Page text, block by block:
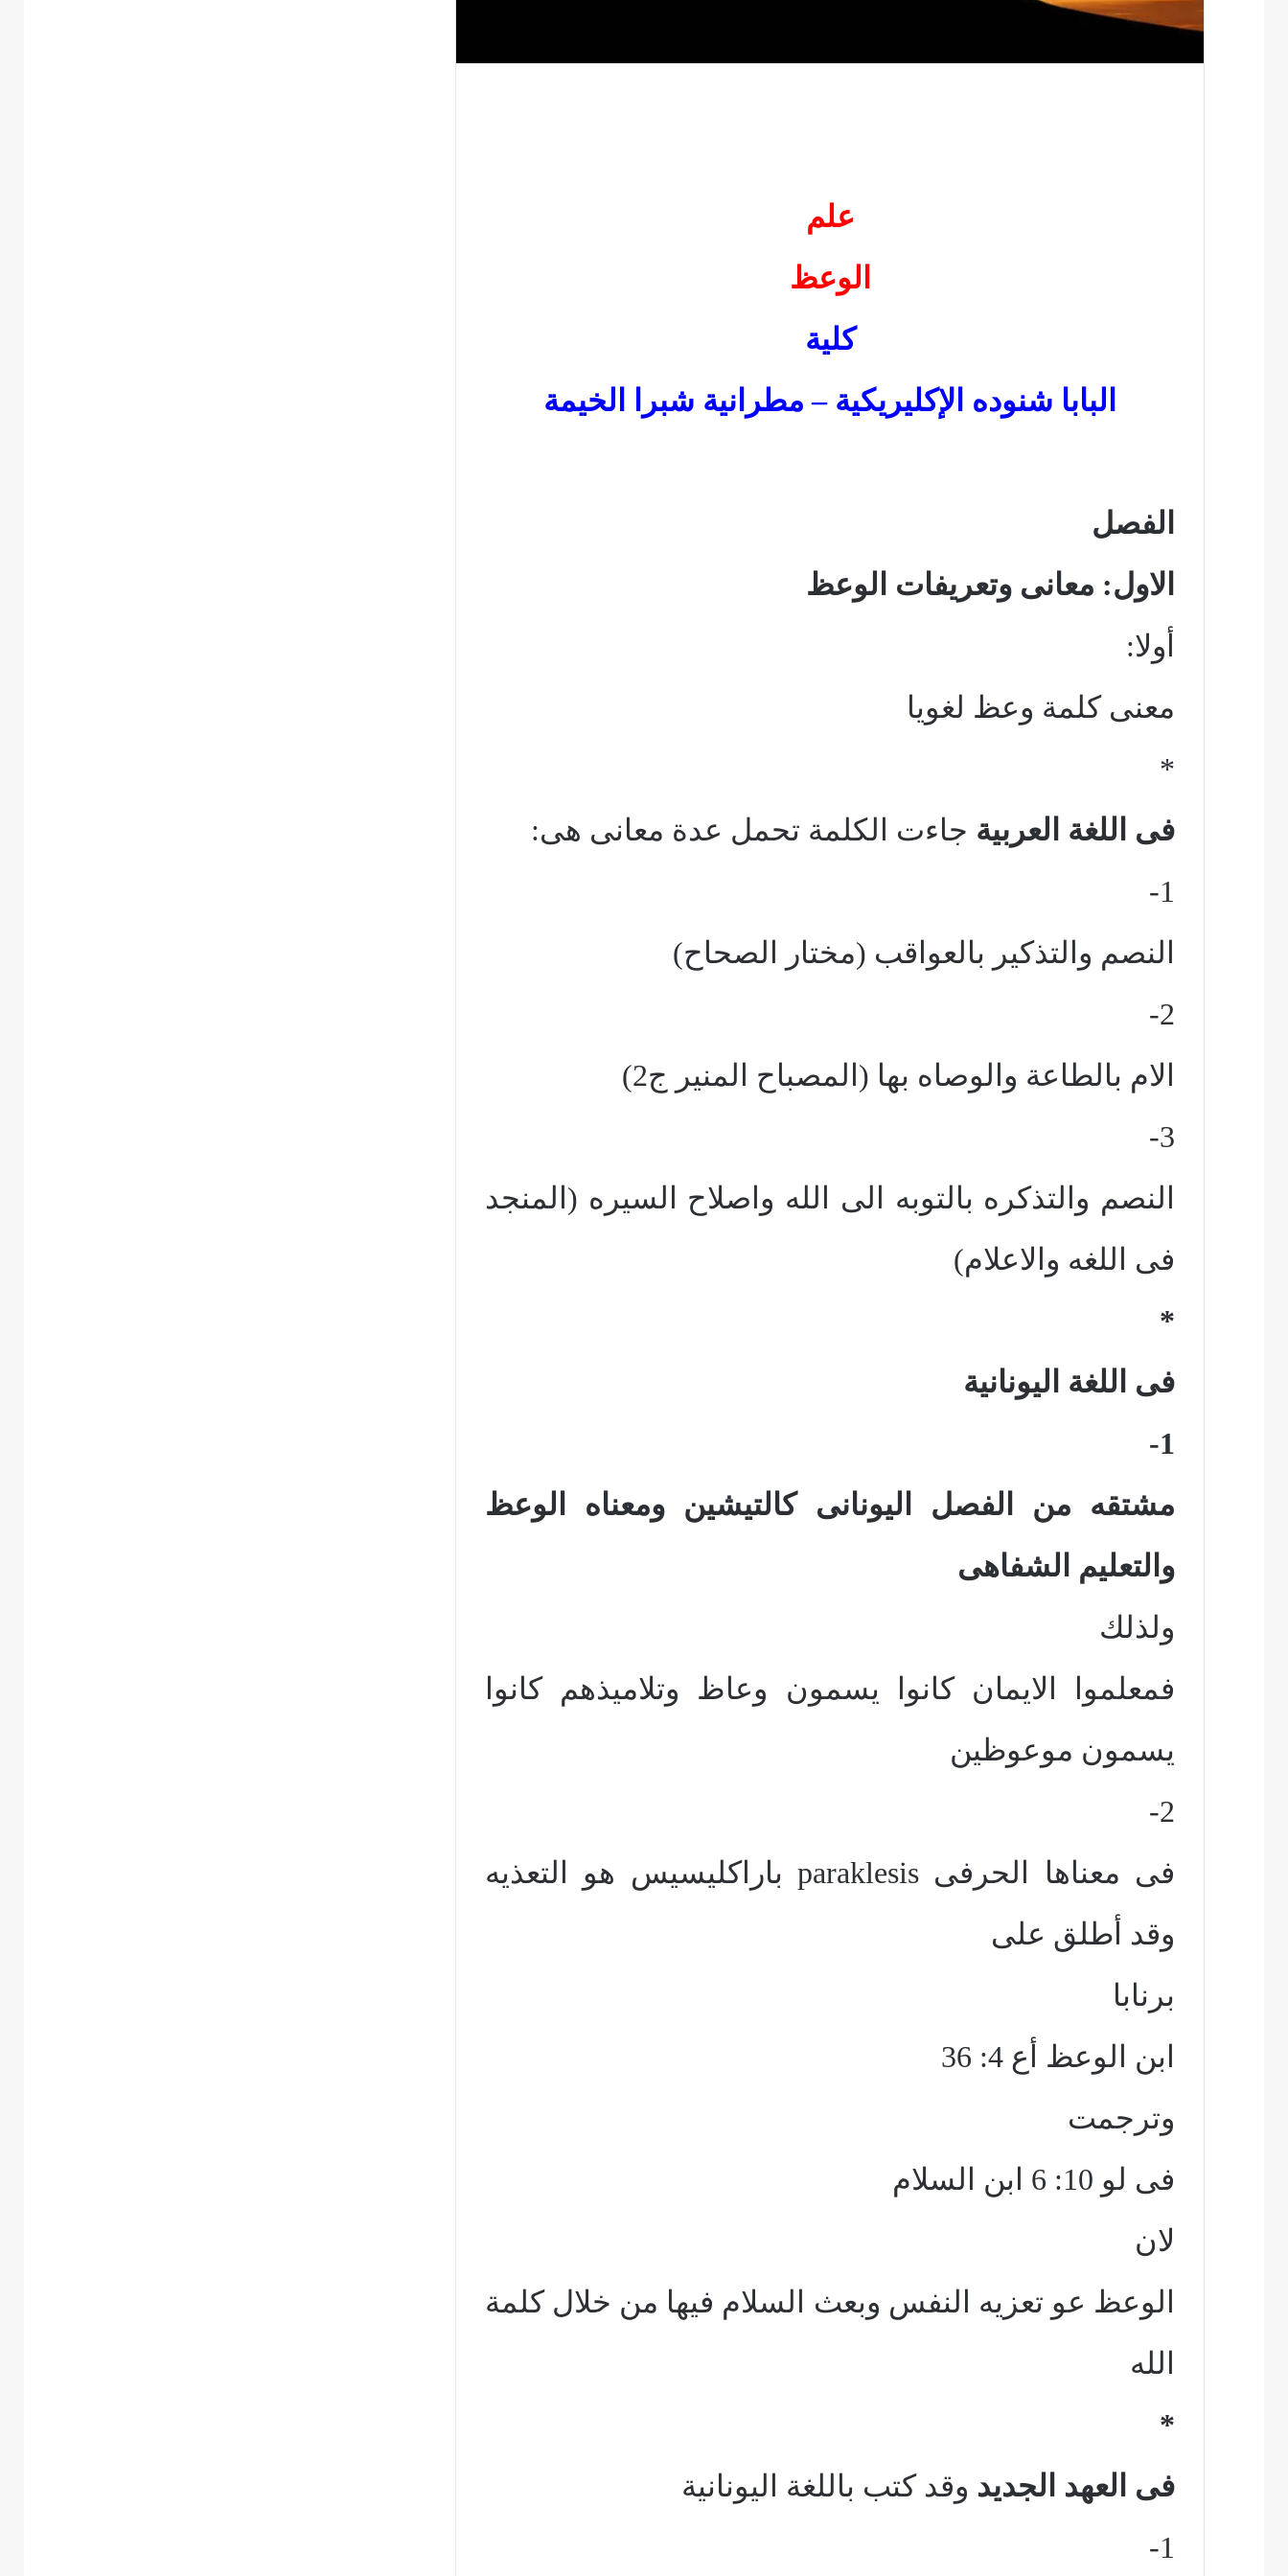
علم
الوعظ
كلية
البابا شنوده الإكليريكية – مطرانية شبرا الخيمة
الفصل
الاول: معانى وتعريفات الوعظ
أولا:
معنى كلمة وعظ لغويا
*
فى اللغة العربية جاءت الكلمة تحمل عدة معانى هى:
1-
النصم والتذكير بالعواقب (مختار الصحاح)
2-
الام بالطاعة والوصاه بها (المصباح المنير ج2)
3-
النصم والتذكره بالتوبه الى الله واصلاح السيره (المنجد
فى اللغه والاعلام)
*
فى اللغة اليونانية
1-
مشتقه من الفصل اليونانى كالتيشين ومعناه الوعظ
والتعليم الشفاهى
ولذلك
فمعلموا الايمان كانوا يسمون وعاظ وتلاميذهم كانوا
يسمون موعوظين
2-
فى معناها الحرفى paraklesis باراكليسيس هو التعذيه
وقد أطلق على
برنابا
ابن الوعظ أع 4: 36
وترجمت
فى لو 10: 6 ابن السلام
لان
الوعظ عو تعزيه النفس وبعث السلام فيها من خلال كلمة
الله
*
فى العهد الجديد وقد كتب باللغة اليونانية
1-